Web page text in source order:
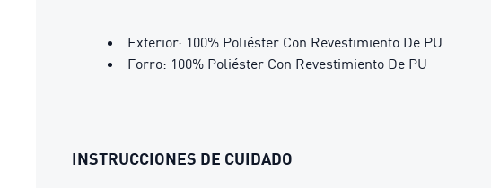
Exterior: 100% Poliéster Con Revestimiento De PU
Forro: 100% Poliéster Con Revestimiento De PU
INSTRUCCIONES DE CUIDADO